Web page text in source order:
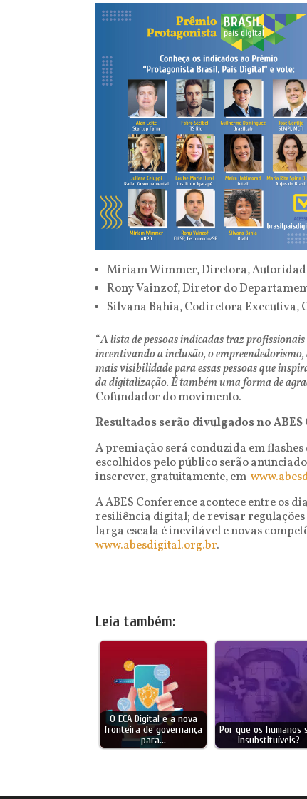
Miriam Wimmer, Diretora,
Rony Vainzof, Diretor do
Silvana Bahia, Codiretora Executiva,
“A lista de pessoas indicadas traz
incentivando a inclusão, o
mais visibilidade para essaspessoas que
da digitalização. É também uma forma de
Cofundador do movimento.
Resultados serão divulgados no
A premiação será conduzida em flashes
escolhidos pelo público serão
inscrever, gratuitamente, em
A ABES Conference acontece entre os
resiliência digital; de revisar
larga escala é inevitável e novas
www.abesdigital.org.br.
Leia também:
O ECA Digital e a nova
fronteira de governança
para…
Por que os humanos
insubstituíveis?